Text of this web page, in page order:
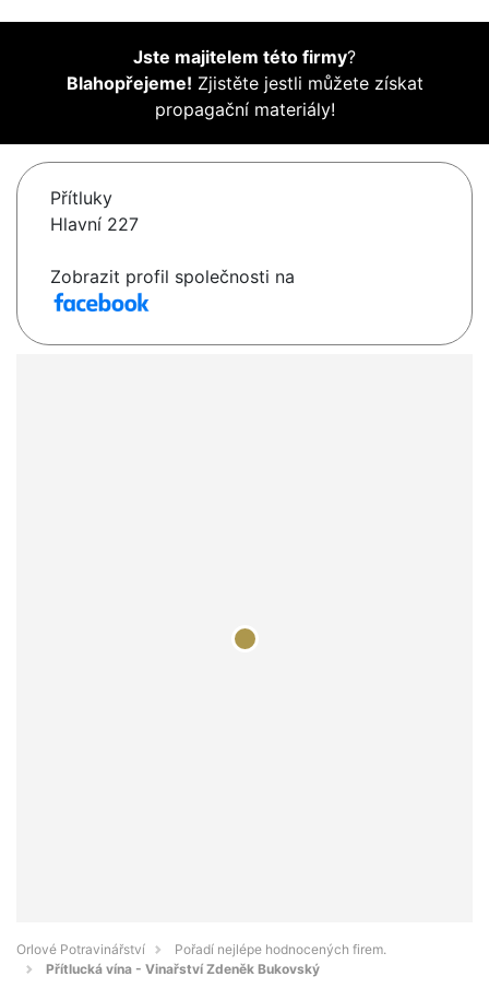
Jste majitelem této firmy?
Blahopřejeme! Zjistěte jestli můžete získat
propagační materiály!
Přítluky
Hlavní 227
Zobrazit profil společnosti na
Orlové Potravinářství
Pořadí nejlépe hodnocených firem.
Přítlucká vína - Vinařství Zdeněk Bukovský